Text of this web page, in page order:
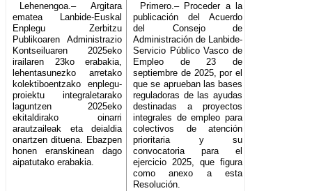
Lehenengoa.– Argitara
ematea Lanbide-Euskal
Enplegu Zerbitzu
Publikoaren Administrazio
Kontseiluaren 2025eko
irailaren 23ko erabakia,
lehentasunezko arretako
kolektiboentzako enplegu-
proiektu integraletarako
laguntzen 2025eko
ekitaldirako oinarri
arautzaileak eta deialdia
onartzen dituena. Ebazpen
honen eranskinean dago
aipatutako erabakia.
Primero.– Proceder a la
publicación del Acuerdo
del Consejo de
Administración de Lanbide-
Servicio Público Vasco de
Empleo de 23 de
septiembre de 2025, por el
que se aprueban las bases
reguladoras de las ayudas
destinadas a proyectos
integrales de empleo para
colectivos de atención
prioritaria y su
convocatoria para el
ejercicio 2025, que figura
como anexo a esta
Resolución.